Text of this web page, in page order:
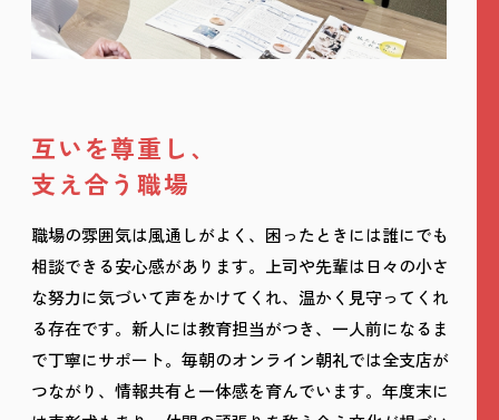
互いを尊重し、
支え合う職場
職場の雰囲気は風通しがよく、困ったときには誰にでも
相談できる安心感があります。上司や先輩は日々の小さ
な努力に気づいて声をかけてくれ、温かく見守ってくれ
る存在です。新人には教育担当がつき、一人前になるま
で丁寧にサポート。毎朝のオンライン朝礼では全支店が
つながり、情報共有と一体感を育んでいます。年度末に